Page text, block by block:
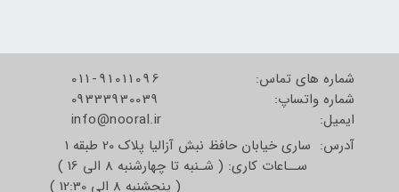
شماره های تماس:
شماره واتساپ:
​​​​​​​ایمیل:
011-91011096
09333930039
info@nooral.ir
آدرس: ساری خیابان حافظ نبش آزالیا پلاک 20 طبقه 1
ســاعات کاری: ( شـنبه تا چهارشنبه 8 الی 16 )
( پنجشنبه 8 الی 12:30 )